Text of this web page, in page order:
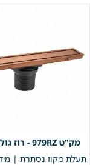
979RZ - רוז גולד מוברש